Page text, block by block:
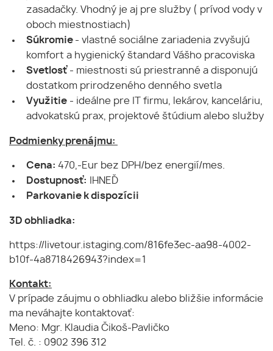
zasadačky. Vhodný je aj pre služby ( prívod vody v
oboch miestnostiach)
Súkromie - vlastné sociálne zariadenia zvyšujú
komfort a hygienický štandard Vášho pracoviska
Svetlosť- miestnosti sú priestranné a disponujú
dostatkom prirodzeného denného svetla
Využitie - ideálne pre IT firmu, lekárov, kanceláriu,
advokatskú prax, projektové štúdium alebo služby
Podmienky prenájmu:
Cena: 470,-Eur bez DPH/bez energií/mes.
Dostupnosť:
IHNEĎ
Parkovanie k dispozícii
3D obhliadka:
https://livetour.istaging.com/816fe3ec-aa98-4002-
b10f-4a8718426943?index=1
Kontakt:
V prípade záujmu o obhliadku alebo bližšie informácie
ma neváhajte kontaktovať:
Meno: Mgr. Klaudia Čikoš-Pavličko
Tel. č. : 0902 396 312